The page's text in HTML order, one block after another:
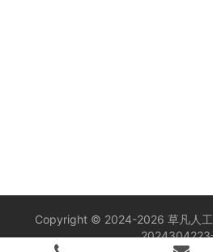
Copyright © 2024-2026 草凡人工
2024304223